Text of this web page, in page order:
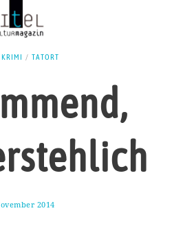
KRIMI / TATORT
2014